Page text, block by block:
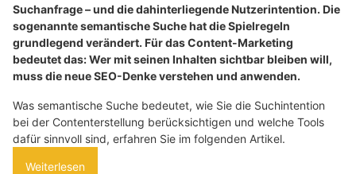
Suchanfrage – und die dahinterliegende Nutzerintention. Die
sogenannte semantische Suche hat die Spielregeln
grundlegend verändert. Für das Content-Marketing
bedeutet das: Wer mit seinen Inhalten sichtbar bleiben will,
muss die neue SEO-Denke verstehen und anwenden.
Was semantische Suche bedeutet, wie Sie die Suchintention
bei der Contenterstellung berücksichtigen und welche Tools
dafür sinnvoll sind, erfahren Sie im folgenden Artikel.
Weiterlesen